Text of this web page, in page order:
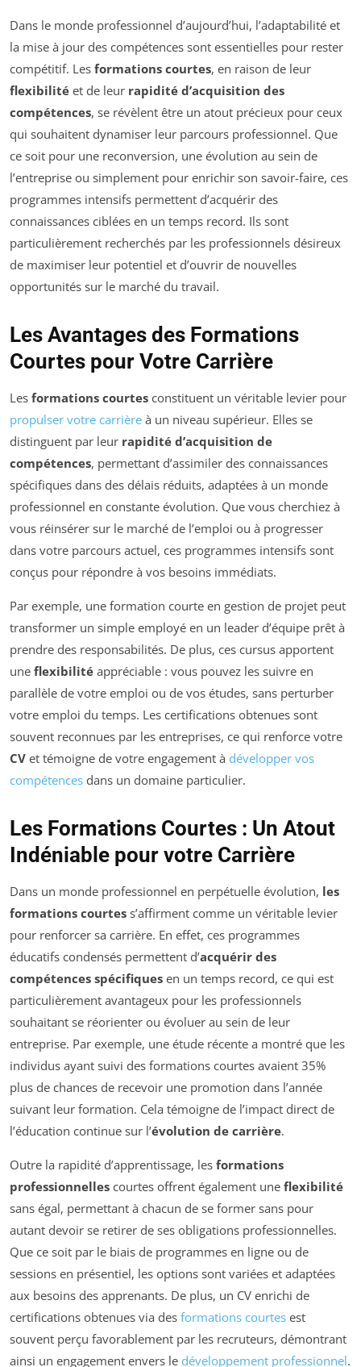
Dans le monde professionnel d’aujourd’hui, l’adaptabilité et
la mise à jour des compétences sont essentielles pour rester
compétitif. Les formations courtes, en raison de leur
flexibilité et de leur rapidité d’acquisition des
compétences, se révèlent être un atout précieux pour ceux
qui souhaitent dynamiser leur parcours professionnel. Que
ce soit pour une reconversion, une évolution au sein de
l’entreprise ou simplement pour enrichir son savoir-faire, ces
programmes intensifs permettent d’acquérir des
connaissances ciblées en un temps record. Ils sont
particulièrement recherchés par les professionnels désireux
de maximiser leur potentiel et d’ouvrir de nouvelles
opportunités sur le marché du travail.
Les Avantages des Formations
Courtes pour Votre Carrière
Les formations courtes constituent un véritable levier pour
propulser votre carrière à un niveau supérieur. Elles se
distinguent par leur rapidité d’acquisition de
compétences, permettant d’assimiler des connaissances
spécifiques dans des délais réduits, adaptées à un monde
professionnel en constante évolution. Que vous cherchiez à
vous réinsérer sur le marché de l’emploi ou à progresser
dans votre parcours actuel, ces programmes intensifs sont
conçus pour répondre à vos besoins immédiats.
Par exemple, une formation courte en gestion de projet peut
transformer un simple employé en un leader d’équipe prêt à
prendre des responsabilités. De plus, ces cursus apportent
une flexibilité appréciable : vous pouvez les suivre en
parallèle de votre emploi ou de vos études, sans perturber
votre emploi du temps. Les certifications obtenues sont
souvent reconnues par les entreprises, ce qui renforce votre
CV et témoigne de votre engagement à développer vos
compétences dans un domaine particulier.
Les Formations Courtes : Un Atout
Indéniable pour votre Carrière
Dans un monde professionnel en perpétuelle évolution, les
formations courtes s’affirment comme un véritable levier
pour renforcer sa carrière. En effet, ces programmes
éducatifs condensés permettent d’acquérir des
compétences spécifiques en un temps record, ce qui est
particulièrement avantageux pour les professionnels
souhaitant se réorienter ou évoluer au sein de leur
entreprise. Par exemple, une étude récente a montré que les
individus ayant suivi des formations courtes avaient 35%
plus de chances de recevoir une promotion dans l’année
suivant leur formation. Cela témoigne de l’impact direct de
l’éducation continue sur l’évolution de carrière.
Outre la rapidité d’apprentissage, les formations
professionnelles courtes offrent également une flexibilité
sans égal, permettant à chacun de se former sans pour
autant devoir se retirer de ses obligations professionnelles.
Que ce soit par le biais de programmes en ligne ou de
sessions en présentiel, les options sont variées et adaptées
aux besoins des apprenants. De plus, un CV enrichi de
certifications obtenues via des formations courtes est
souvent perçu favorablement par les recruteurs, démontrant
ainsi un engagement envers le développement professionnel.